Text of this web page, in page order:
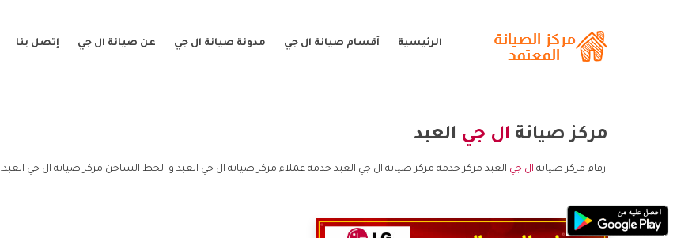
الرئيسية أقسام صيانة ال جي مدونة صيانة ال جي عن صيانة ال جي إتصل بنا
مركز صيانة ال جي العبد
ارقام مركز صيانة ال جي العبد مركز خدمة مركز صيانة ال جي العبد خدمة عملاء مركز صيانة ال جي العبد و الخط الساخن مركز صيانة ال جي العبد.